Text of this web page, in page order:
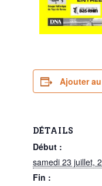
Ajouter
DÉTAILS
Début :
samedi 23 juillet,
Fin :